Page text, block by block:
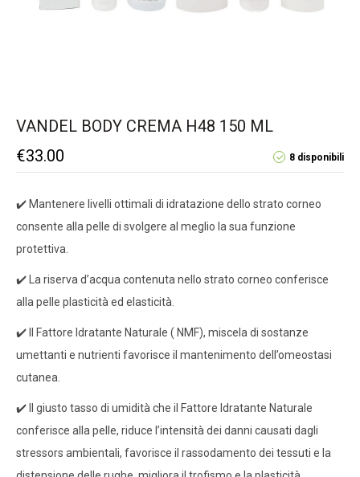
VANDEL BODY CREMA H48 150 ML
8 disponibili
€33.00
✔️ Mantenere livelli ottimali di idratazione dello strato corneo
consente alla pelle di svolgere al meglio la sua funzione
protettiva.
✔️ La riserva d’acqua contenuta nello strato corneo conferisce
alla pelle plasticità ed elasticità.
✔️ Il Fattore Idratante Naturale ( NMF), miscela di sostanze
umettanti e nutrienti favorisce il mantenimento dell’omeostasi
cutanea.
✔️ Il giusto tasso di umidità che il Fattore Idratante Naturale
conferisce alla pelle, riduce l’intensità dei danni causati dagli
stressors ambientali, favorisce il rassodamento dei tessuti e la